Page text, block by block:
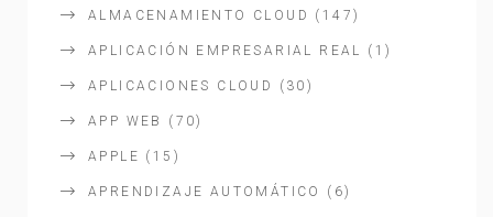
ALMACENAMIENTO CLOUD (147)
APLICACIÓN EMPRESARIAL REAL (1)
APLICACIONES CLOUD (30)
APP WEB (70)
APPLE (15)
APRENDIZAJE AUTOMÁTICO (6)